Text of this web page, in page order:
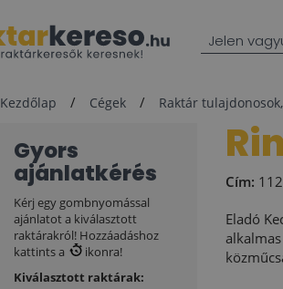
Jelen
Kezdőlap Cégek Raktár
Gyors
ajánlatkérés
Kérj egy gombnyomással
ajánlatot a kiválasztott
raktárakról! Hozzáadáshoz
kattints a
ikonra!
Kiválasztott raktárak:
Cím:
Eladó